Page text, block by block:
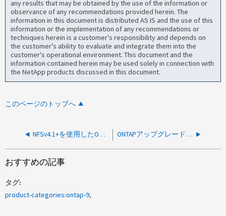
any results that may be obtained by the use of the information or
observance of any recommendations provided herein. The
information in this document is distributed AS IS and the use of this
information or the implementation of any recommendations or
techniques herein is a customer's responsibility and depends on
the customer's ability to evaluate and integrate them into the
customer's operational environment. This document and the
information contained herein may be used solely in connection with
the NetApp products discussed in this document.
このページのトップへ
NFSv4.1+を使用したONTAPのマウントが9.14.1P7に更新されたあとにハングする ONTAPアップグレード後、いくつかのS3書き込み操作が失敗し続けます
おすすめの記事
タグ
product-categories:ontap-9